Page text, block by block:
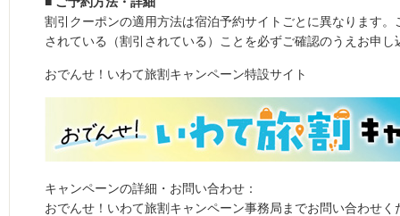
割引クーポンの適用方法は宿泊予約サイトごとに異なります
されている（割引されている）ことを必ずご確認のうえお申し
おでんせ！いわて旅割キャンペーン特設サイト
キャンペーンの詳細・お問い合わせ：
おでんせ！いわて旅割キャンペーン事務局までお問い合わせく